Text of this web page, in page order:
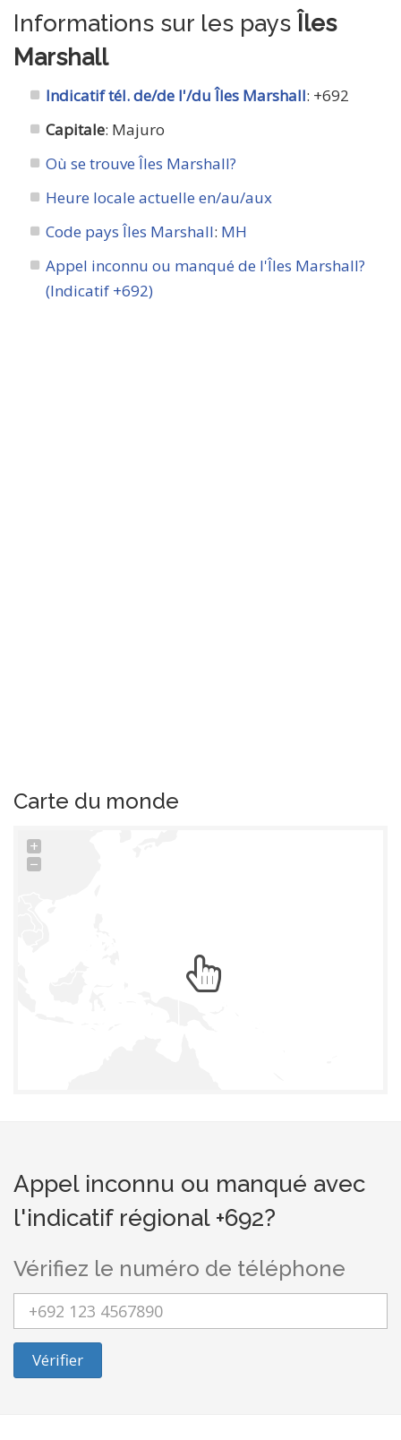
Informations sur les pays Îles
Marshall
Indicatif tél. de/de l'/du Îles Marshall: +692
Capitale: Majuro
Où se trouve Îles Marshall?
Heure locale actuelle en/au/aux
Code pays Îles Marshall: MH
Appel inconnu ou manqué de l'Îles Marshall?
(Indicatif +692)
Carte du monde
+
−
Appel inconnu ou manqué avec
l'indicatif régional +692?
Vérifiez le numéro de téléphone
Vérifier